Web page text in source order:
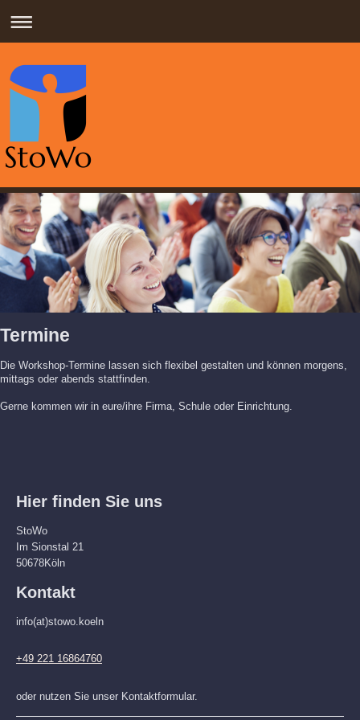
Termine
Die Workshop-Termine lassen sich flexibel gestalten und können morgens,
mittags oder abends stattfinden.
Gerne kommen wir in eure/ihre Firma, Schule oder Einrichtung.
Hier finden Sie uns
StoWo
Im Sionstal 21
50678Köln
Kontakt
info(at)stowo.koeln
+49 221 16864760
oder nutzen Sie unser Kontaktformular.